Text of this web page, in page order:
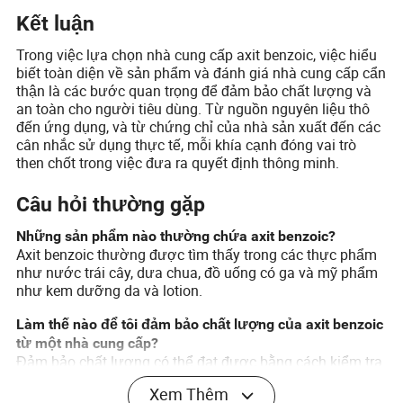
Kết luận
Trong việc lựa chọn nhà cung cấp axit benzoic, việc hiểu
biết toàn diện về sản phẩm và đánh giá nhà cung cấp cẩn
thận là các bước quan trọng để đảm bảo chất lượng và
an toàn cho người tiêu dùng. Từ nguồn nguyên liệu thô
đến ứng dụng, và từ chứng chỉ của nhà sản xuất đến các
cân nhắc sử dụng thực tế, mỗi khía cạnh đóng vai trò
then chốt trong việc đưa ra quyết định thông minh.
Câu hỏi thường gặp
Những sản phẩm nào thường chứa axit benzoic?
Axit benzoic thường được tìm thấy trong các thực phẩm
như nước trái cây, dưa chua, đồ uống có ga và mỹ phẩm
như kem dưỡng da và lotion.
Làm thế nào để tôi đảm bảo chất lượng của axit benzoic
từ một nhà cung cấp?
Đảm bảo chất lượng có thể đạt được bằng cách kiểm tra
các chứng chỉ của nhà cung cấp, yêu cầu các bảng dữ
liệu an toàn vật liệu và tiến hành kiểm tra bên thứ ba về
Xem Thêm